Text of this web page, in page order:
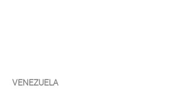
VENEZUELA